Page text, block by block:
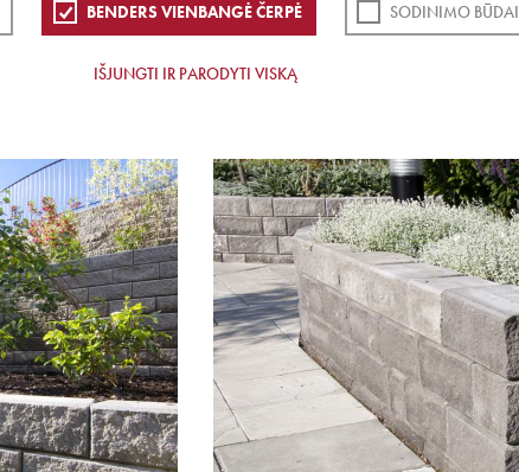
BENDERS VIENBANGĖ ČERPĖ SODINIMO BŪDAI
IŠJUNGTI IR PARODYTI VISKĄ